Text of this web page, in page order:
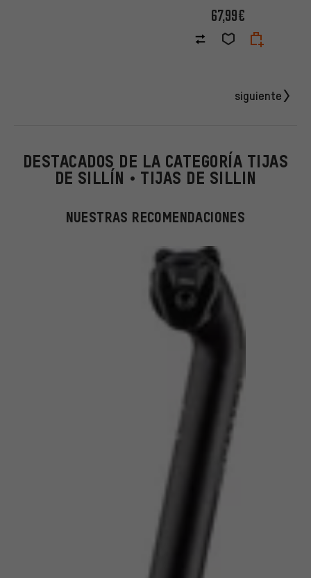
67,99€
siguiente
DESTACADOS DE LA CATEGORÍA TIJAS
DE SILLÍN • TIJAS DE SILLIN
NUESTRAS RECOMENDACIONES